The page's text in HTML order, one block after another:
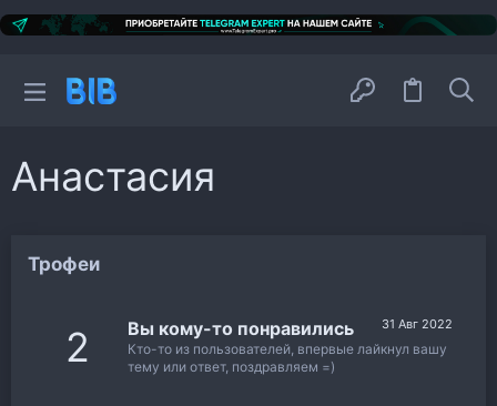
Анастасия
Трофеи
2 31 Авг 2022
Вы кому-то понравились
Кто-то из пользователей, впервые лайкнул вашу
тему или ответ, поздравляем =)